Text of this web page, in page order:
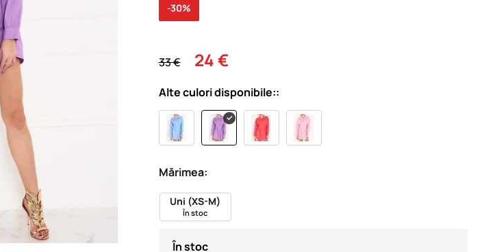
33 € 24 €
-30%
Alte culori disponibile::
Mărimea:
Uni (XS-M)
În stoc
În stoc